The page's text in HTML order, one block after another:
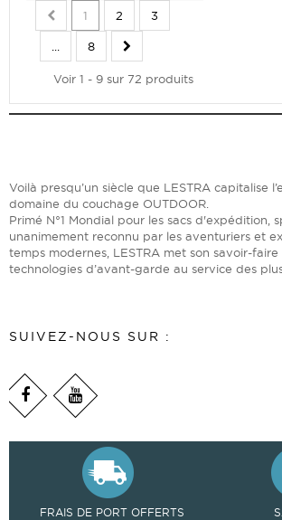
1 2 3
8
Voir 1 - 9 sur 72 produits
Voilà presqu’un siècle que LESTRA capitalise
domaine du couchage OUTDOOR.
Primé N°1 Mondial pour les sacs d'expédition,
unanimement reconnu par les aventuriers et
temps modernes, LESTRA met son savoir-
technologies d’avant-garde au service des
SUIVEZ-NOUS SUR :
FRAIS DE PORT OFFERTS